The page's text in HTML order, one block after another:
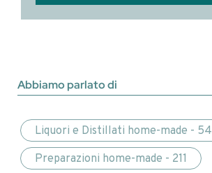
Abbiamo parlato di
Liquori e Distillati home-made - 54
Preparazioni home-made - 211